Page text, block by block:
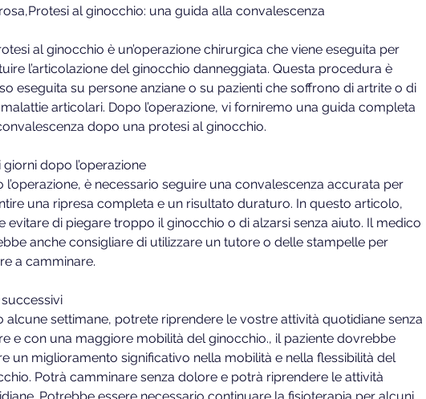
al ginocchio: una guida alla convalescenza
al ginocchio è un’operazione chirurgica che viene eseguita per
l’articolazione del ginocchio danneggiata. Questa procedura è
eseguita su persone anziane o su pazienti che soffrono di artrite o di
articolari. Dopo l’operazione, vi forniremo una guida completa
dopo una protesi al ginocchio.
giorni dopo l’operazione
l’operazione, è necessario seguire una convalescenza accurata per
una ripresa completa e un risultato duraturo. In questo articolo,
evitare di piegare troppo il ginocchio o di alzarsi senza aiuto. Il medico
anche consigliare di utilizzare un tutore o delle stampelle per
a camminare.
successivi
alcune settimane, potrete riprendere le vostre attività quotidiane senza
e con una maggiore mobilità del ginocchio., il paziente dovrebbe
un miglioramento significativo nella mobilità e nella flessibilità del
Potrà camminare senza dolore e potrà riprendere le attività